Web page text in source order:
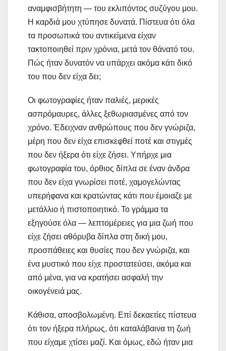
αναμφισβήτητη — του εκλιπόντος συζύγου μου.
Η καρδιά μου χτύπησε δυνατά. Πίστευα ότι όλα
τα προσωπικά του αντικείμενα είχαν
τακτοποιηθεί πριν χρόνια, μετά τον θάνατό του.
Πώς ήταν δυνατόν να υπάρχει ακόμα κάτι δικό
του που δεν είχα δει;
Οι φωτογραφίες ήταν παλιές, μερικές
ασπρόμαυρες, άλλες ξεθωριασμένες από τον
χρόνο. Έδειχναν ανθρώπους που δεν γνώριζα,
μέρη που δεν είχα επισκεφθεί ποτέ και στιγμές
που δεν ήξερα ότι είχε ζήσει. Υπήρχε μια
φωτογραφία του, όρθιος δίπλα σε έναν άνδρα
που δεν είχα γνωρίσει ποτέ, χαμογελώντας
υπερήφανα και κρατώντας κάτι που έμοιαζε με
μετάλλιο ή πιστοποιητικό. Το γράμμα τα
εξηγούσε όλα — λεπτομέρειες για μια ζωή που
είχε ζήσει αθόρυβα δίπλα στη δική μου,
προσπάθειες και θυσίες που δεν γνώριζα, και
ένα μυστικό που είχε προστατεύσει, ακόμα και
από μένα, για να κρατήσει ασφαλή την
οικογένειά μας.
Κάθισα, αποσβολωμένη. Επί δεκαετίες πίστευα
ότι τον ήξερα πλήρως, ότι καταλάβαινα τη ζωή
που είχαμε χτίσει μαζί. Και όμως, εδώ ήταν μια